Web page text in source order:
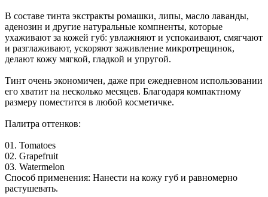
В составе тинта экстракты ромашки, липы, масло лаванды,
аденозин и другие натуральные компненты, которые
ухаживают за кожей губ: увлажняют и успокаивают, смягчают
и разглаживают, ускоряют заживление микротрещинок,
делают кожу мягкой, гладкой и упругой.
Тинт очень экономичен, даже при ежедневном использовании
его хватит на несколько месяцев. Благодаря компактному
размеру поместится в любой косметичке.
Палитра оттенков:
01. Tomatoes
02. Grapefruit
03. Watermelon
Способ применения: Нанести на кожу губ и равномерно
растушевать.